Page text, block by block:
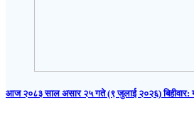
आज २०८३ साल असार २५ गते (९ जुलाई २०२६)